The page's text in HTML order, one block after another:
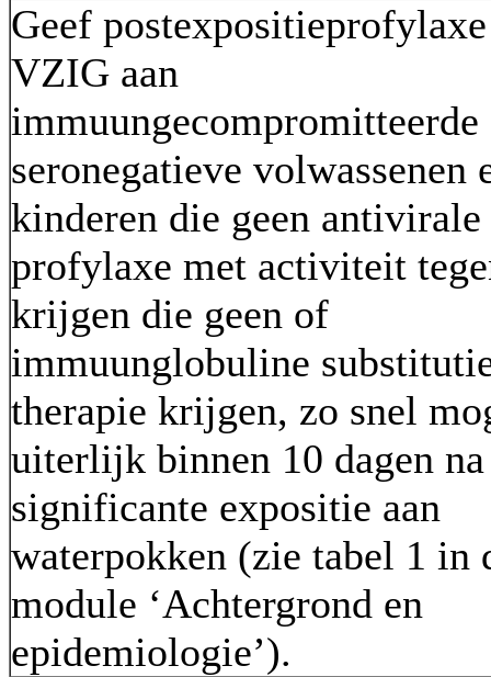
Geef
VZIG aan
immuungecompromitteerde
seronegatieve volwassenen
kinderen die geen antivirale
profylaxe met activiteit
krijgen die geen of
immuunglobuline
therapie krijgen, zo snel
uiterlijk binnen 10 dagen na
significante expositie aan
waterpokken (zie tabel 1 in
module ‘Achtergrond en
epidemiologie’).